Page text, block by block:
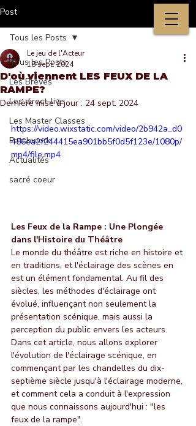
Post
Tous les Posts
Les Brèves
Les direct-live
Les Master Classes
Patchwork
Actualités
sacré coeur
Tous les Posts
D'où viennent LES FEUX DE LA
RAMPE?
Le jeu de l'Acteur
18 sept. 2024
Dernière mise à jour : 24 sept. 2024
https://video.wixstatic.com/video/2b942a_d0
456ea2f244415ea901bb5f0d5f123e/1080p/
mp4/file.mp4
Les Feux de la Rampe : Une Plongée
dans l'Histoire du Théâtre
Le monde du théâtre est riche en histoire et
en traditions, et l'éclairage des scènes en
est un élément fondamental. Au fil des
siècles, les méthodes d'éclairage ont
évolué, influençant non seulement la
présentation scénique, mais aussi la
perception du public envers les acteurs.
Dans cet article, nous allons explorer
l'évolution de l'éclairage scénique, en
commençant par les chandelles du dix-
septième siècle jusqu'à l'éclairage moderne,
et comment cela a conduit à l'expression
que nous connaissons aujourd'hui : "les
feux de la rampe".